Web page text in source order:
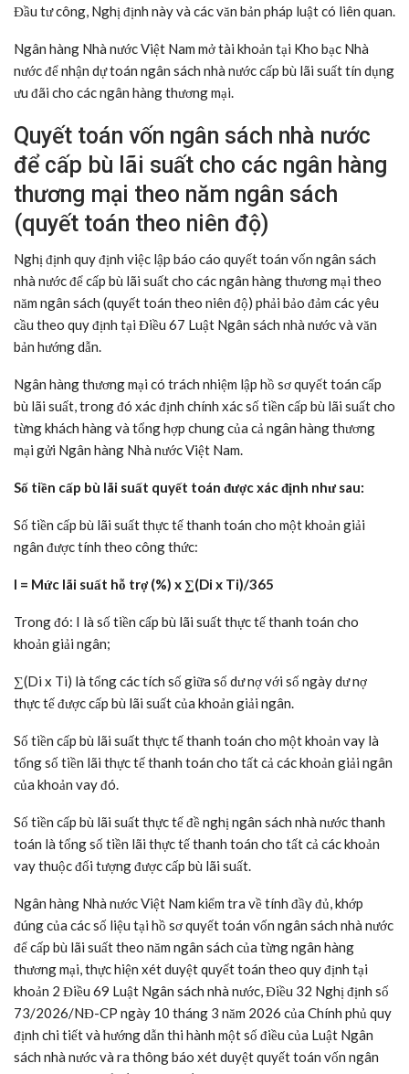
Đầu tư công, Nghị định này và các văn bản pháp luật có liên quan.
Ngân hàng Nhà nước Việt Nam mở tài khoản tại Kho bạc Nhà
nước để nhận dự toán ngân sách nhà nước cấp bù lãi suất tín dụng
ưu đãi cho các ngân hàng thương mại.
Quyết toán vốn ngân sách nhà nước
để cấp bù lãi suất cho các ngân hàng
thương mại theo năm ngân sách
(quyết toán theo niên độ)
Nghị định quy định việc lập báo cáo quyết toán vốn ngân sách
nhà nước để cấp bù lãi suất cho các ngân hàng thương mại theo
năm ngân sách (quyết toán theo niên độ) phải bảo đảm các yêu
cầu theo quy định tại Điều 67 Luật Ngân sách nhà nước và văn
bản hướng dẫn.
Ngân hàng thương mại có trách nhiệm lập hồ sơ quyết toán cấp
bù lãi suất, trong đó xác định chính xác số tiền cấp bù lãi suất cho
từng khách hàng và tổng hợp chung của cả ngân hàng thương
mại gửi Ngân hàng Nhà nước Việt Nam.
Số tiền cấp bù lãi suất quyết toán được xác định như sau:
Số tiền cấp bù lãi suất thực tế thanh toán cho một khoản giải
ngân được tính theo công thức:
I = Mức lãi suất hỗ trợ (%) x ∑(Di x Ti)/365
Trong đó: I là số tiền cấp bù lãi suất thực tế thanh toán cho
khoản giải ngân;
∑(Di x Ti) là tổng các tích số giữa số dư nợ với số ngày dư nợ
thực tế được cấp bù lãi suất của khoản giải ngân.
Số tiền cấp bù lãi suất thực tế thanh toán cho một khoản vay là
tổng số tiền lãi thực tế thanh toán cho tất cả các khoản giải ngân
của khoản vay đó.
Số tiền cấp bù lãi suất thực tế đề nghị ngân sách nhà nước thanh
toán là tổng số tiền lãi thực tế thanh toán cho tất cả các khoản
vay thuộc đối tượng được cấp bù lãi suất.
Ngân hàng Nhà nước Việt Nam kiểm tra về tính đầy đủ, khớp
đúng của các số liệu tại hồ sơ quyết toán vốn ngân sách nhà nước
để cấp bù lãi suất theo năm ngân sách của từng ngân hàng
thương mại, thực hiện xét duyệt quyết toán theo quy định tại
khoản 2 Điều 69 Luật Ngân sách nhà nước, Điều 32 Nghị định số
73/2026/NĐ-CP ngày 10 tháng 3 năm 2026 của Chính phủ quy
định chi tiết và hướng dẫn thi hành một số điều của Luật Ngân
sách nhà nước và ra thông báo xét duyệt quyết toán vốn ngân